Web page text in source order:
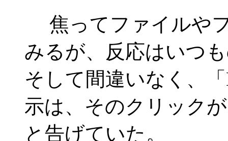
焦ってファイルや
みるが、反応はいつ
そして間違いなく、
示は、そのクリック
と告げていた。